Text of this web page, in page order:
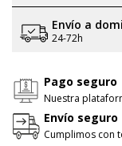
Envío a
24-72h
Pago seguro
Nuestra
Envío seguro
Cumplimos con